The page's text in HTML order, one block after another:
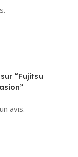
“Fujitsu
avis.